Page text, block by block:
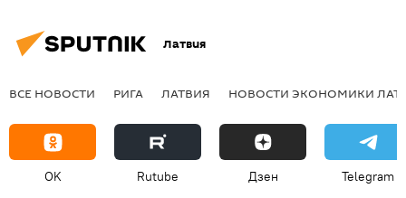
Латвия
ВСЕ НОВОСТИ РИГА ЛАТВИЯ НОВОСТИ ЭКОНОМИКИ
OK Rutube Дзен Telegram